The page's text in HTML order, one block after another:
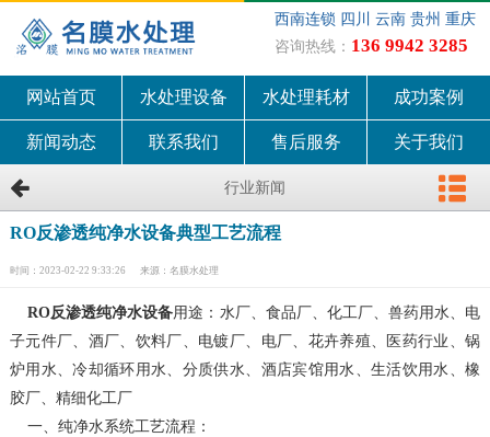
西南连锁 四川 云南 贵州 重庆
咨询热线： 136 9942 3285
网站首页 水处理设备 水处理耗材 成功案例
新闻动态 联系我们 售后服务 关于我们
行业新闻
RO反渗透纯净水设备典型工艺流程
时间：2023-02-22 9:33:26 来源：名膜水处理
RO反渗透纯净水设备用途：水厂、食品厂、化工厂、兽药用水、电
子元件厂、酒厂、饮料厂、电镀厂、电厂、花卉养殖、医药行业、锅
炉用水、冷却循环用水、分质供水、酒店宾馆用水、生活饮用水、橡
胶厂、精细化工厂
一、纯净水系统工艺流程：